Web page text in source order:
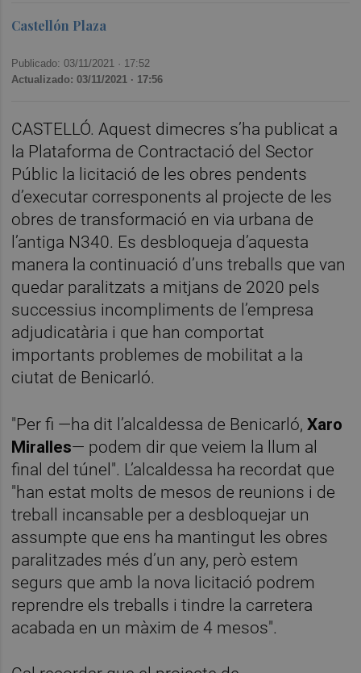
Castellón Plaza
Publicado: 03/11/2021 · 17:52
Actualizado: 03/11/2021 · 17:56
CASTELLÓ. Aquest dimecres s’ha publicat a
la Plataforma de Contractació del Sector
Públic la licitació de les obres pendents
d’executar corresponents al projecte de les
obres de transformació en via urbana de
l’antiga N340. Es desbloqueja d’aquesta
manera la continuació d’uns treballs que van
quedar paralitzats a mitjans de 2020 pels
successius incompliments de l’empresa
adjudicatària i que han comportat
importants problemes de mobilitat a la
ciutat de Benicarló.
"Per fi —ha dit l’alcaldessa de Benicarló, Xaro
Miralles— podem dir que veiem la llum al
final del túnel". L’alcaldessa ha recordat que
"han estat molts de mesos de reunions i de
treball incansable per a desbloquejar un
assumpte que ens ha mantingut les obres
paralitzades més d’un any, però estem
segurs que amb la nova licitació podrem
reprendre els treballs i tindre la carretera
acabada en un màxim de 4 mesos".